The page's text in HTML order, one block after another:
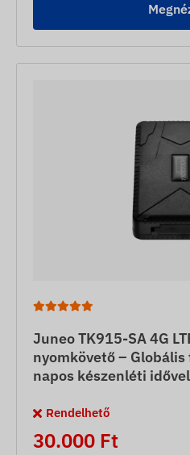
Juneo TK915-SA 4G
nyomkövető –
napos készenléti idővel
Rendelhető
30.000 Ft